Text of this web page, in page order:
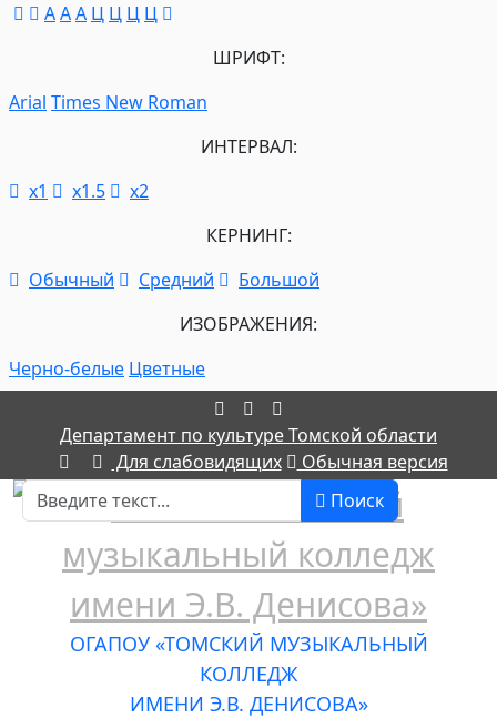
AAA Ц Ц Ц Ц
ШРИФТ:
Arial Times New Roman
ИНТЕРВАЛ:
х1
х1.5
х2
КЕРНИНГ:
Обычный
Средний
Большой
ИЗОБРАЖЕНИЯ:
Черно-белые Цветные
Департамент по культуре Томской области
Для слабовидящих
Обычная версия
Поиск
Поиск
ОГАПОУ «ТОМСКИЙ МУЗЫКАЛЬНЫЙ
КОЛЛЕДЖ
ИМЕНИ Э.В. ДЕНИСОВА»